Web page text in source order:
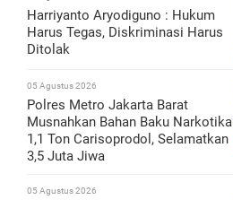
Harriyanto Aryodiguno : Hukum
Harus Tegas, Diskriminasi Harus
Ditolak
05 Agustus 2026
Polres Metro Jakarta Barat
Musnahkan Bahan Baku Narkotika
1,1 Ton Carisoprodol, Selamatkan
3,5 Juta Jiwa
05 Agustus 2026